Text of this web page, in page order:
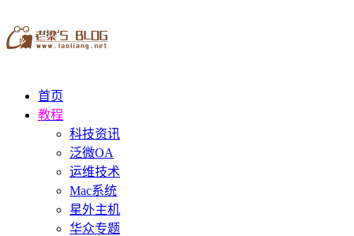
首页
教程
科技资讯
泛微OA
运维技术
Mac系统
星外主机
华众专题